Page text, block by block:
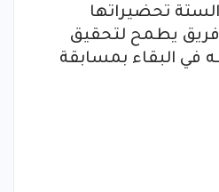
تحضيراتها
فريق يطمح لتحقيق
في البقاء بمسابقة